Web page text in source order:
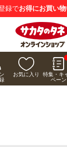
録でお得にお買い物
お気に入り
特集・キ
ペーン